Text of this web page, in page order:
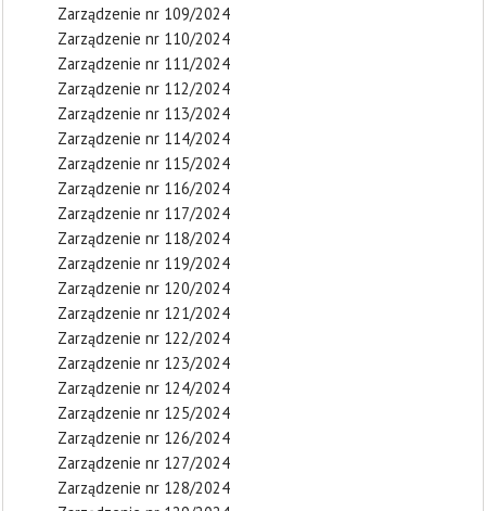
Zarządzenie nr 109/2024
Zarządzenie nr 110/2024
Zarządzenie nr 111/2024
Zarządzenie nr 112/2024
Zarządzenie nr 113/2024
Zarządzenie nr 114/2024
Zarządzenie nr 115/2024
Zarządzenie nr 116/2024
Zarządzenie nr 117/2024
Zarządzenie nr 118/2024
Zarządzenie nr 119/2024
Zarządzenie nr 120/2024
Zarządzenie nr 121/2024
Zarządzenie nr 122/2024
Zarządzenie nr 123/2024
Zarządzenie nr 124/2024
Zarządzenie nr 125/2024
Zarządzenie nr 126/2024
Zarządzenie nr 127/2024
Zarządzenie nr 128/2024